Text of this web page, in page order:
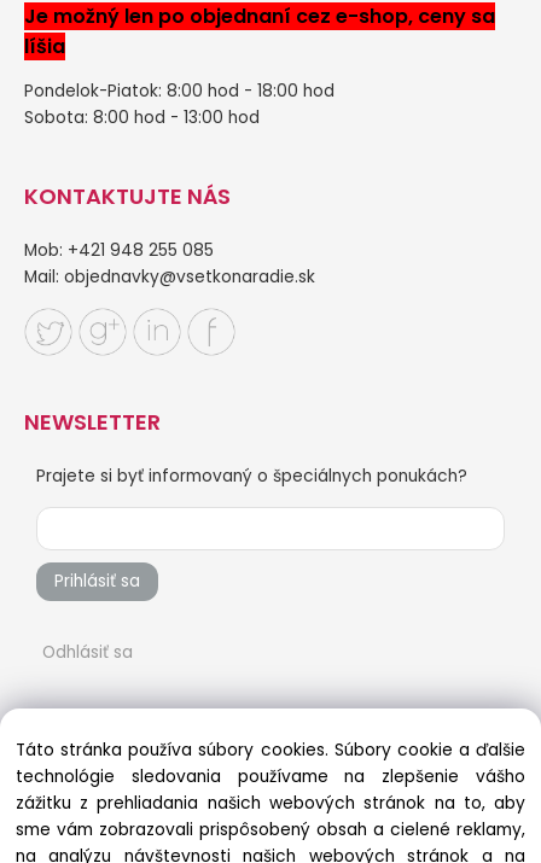
Je možný len po objednaní cez e-shop, ceny sa
líšia
Pondelok-Piatok: 8:00 hod - 18:00 hod
Sobota: 8:00 hod - 13:00 hod
KONTAKTUJTE NÁS
Mob: +421 948 255 085
Mail: objednavky@vsetkonaradie.sk
NEWSLETTER
Prajete si byť informovaný o špeciálnych ponukách?
Prihlásiť sa
Odhlásiť sa
Táto stránka používa súbory cookies. Súbory cookie a ďalšie
technológie sledovania používame na zlepšenie vášho
zážitku z prehliadania našich webových stránok na to, aby
sme vám zobrazovali prispôsobený obsah a cielené reklamy,
na analýzu návštevnosti našich webových stránok a na